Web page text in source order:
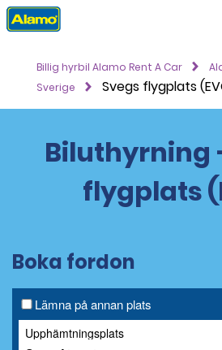
Billig hyrbil Alamo Rent A Car
Sverige
Svegs flygplats
Biluthyrning
flygplats
Boka fordon
Lämna på annan plats
Upphämtningsplats